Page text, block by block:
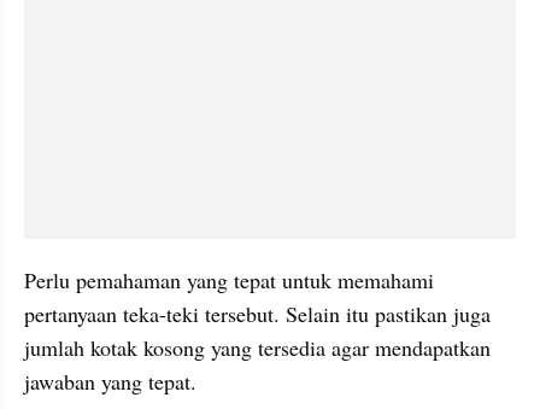
Perlu pemahaman yang tepat untuk memahami
pertanyaan teka-teki tersebut. Selain itu pastikan juga
jumlah kotak kosong yang tersedia agar mendapatkan
jawaban yang tepat.